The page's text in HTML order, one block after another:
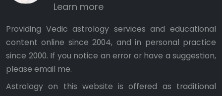
Learn more
Providing Vedic astrology services and educational
content online since 2004, and in personal practice
since 2000. If you notice an error or have a suggestion,
please email me.
Astrology on this website is offered as traditional